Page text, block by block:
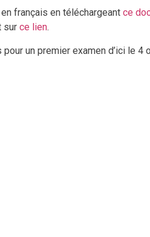
français en téléchargeantce
surce lien.
un premier examen d’ici le 4